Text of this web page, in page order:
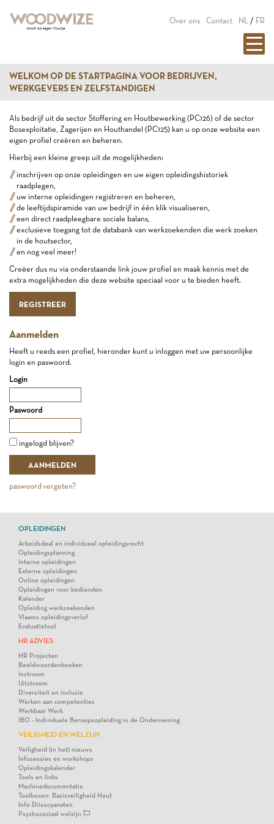
Over ons Contact NL / FR
WELKOM OP DE STARTPAGINA VOOR BEDRIJVEN,
WERKGEVERS EN ZELFSTANDIGEN
Als bedrijf uit de sector Stoffering en Houtbewerking (PC126) of de sector
Bosexploitatie, Zagerijen en Houthandel (PC125) kan u op onze website een
eigen profiel creëren en beheren.
Hierbij een kleine greep uit de mogelijkheden:
inschrijven op onze opleidingen en uw eigen opleidingshistoriek
raadplegen,
uw interne opleidingen registreren en beheren,
de leeftijdspiramide van uw bedrijf in één klik visualiseren,
een direct raadpleegbare sociale balans,
exclusieve toegang tot de databank van werkzoekenden die werk zoeken
in de houtsector,
en nog veel meer!
Creëer dus nu via onderstaande link jouw profiel en maak kennis met de
extra mogelijkheden die deze website speciaal voor u te bieden heeft.
REGISTREER
Aanmelden
Heeft u reeds een profiel, hieronder kunt u inloggen met uw persoonlijke
login en paswoord.
Login
Paswoord
ingelogd blijven?
paswoord vergeten?
OPLEIDINGEN
Arbeidsdeal en individueel opleidingsrecht
Opleidingsplanning
Interne opleidingen
Externe opleidingen
Online opleidingen
Opleidingen voor bedienden
Kalender
Opleiding werkzoekenden
Vlaams opleidingsverlof
Evaluatietool
HR ADVIES
HR Projecten
Beeldwoordenboeken
Instroom
Uitstroom
Diversiteit en inclusie
Werken aan competenties
Werkbaar Werk
IBO - Individuele Beroepsopleiding in de Onderneming
VEILIGHEID EN WELZIJN
Veiligheid (in het) nieuws
Infosessies en workshops
Opleidingskalender
Tools en links
Machinedocumentatie
Toolboxen: Basisveiligheid Hout
Info Diisocyanaten
Psychosociaal welzijn